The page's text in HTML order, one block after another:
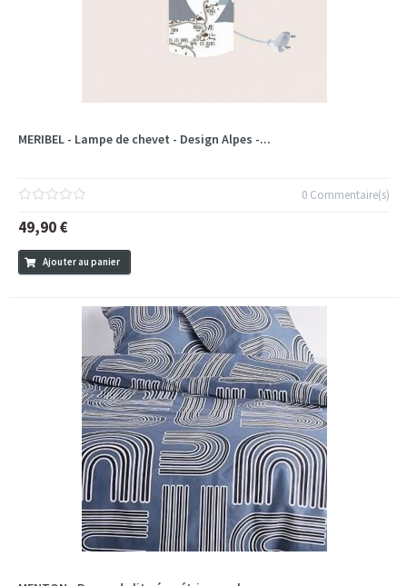
MERIBEL - Lampe de chevet - Design Alpes -...
0 Commentaire(s)
49,90 €
Ajouter au panier